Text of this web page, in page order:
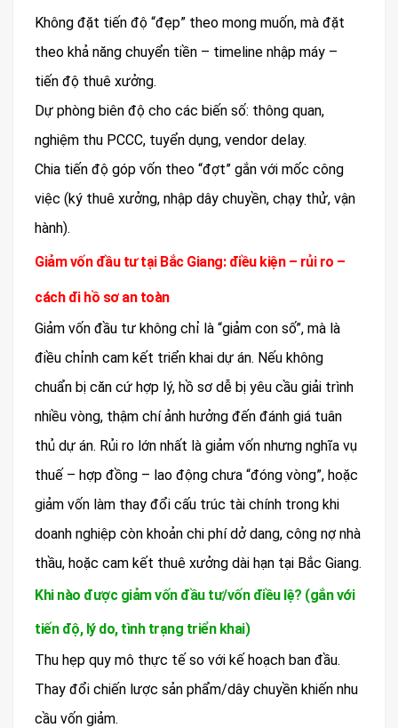
Không đặt tiến độ “đẹp” theo mong muốn, mà đặt
theo khả năng chuyển tiền – timeline nhập máy –
tiến độ thuê xưởng.
Dự phòng biên độ cho các biến số: thông quan,
nghiệm thu PCCC, tuyển dụng, vendor delay.
Chia tiến độ góp vốn theo “đợt” gắn với mốc công
việc (ký thuê xưởng, nhập dây chuyền, chạy thử, vận
hành).
Giảm vốn đầu tư tại Bắc Giang: điều kiện – rủi ro –
cách đi hồ sơ an toàn
Giảm vốn đầu tư không chỉ là “giảm con số”, mà là
điều chỉnh cam kết triển khai dự án. Nếu không
chuẩn bị căn cứ hợp lý, hồ sơ dễ bị yêu cầu giải trình
nhiều vòng, thậm chí ảnh hưởng đến đánh giá tuân
thủ dự án. Rủi ro lớn nhất là giảm vốn nhưng nghĩa vụ
thuế – hợp đồng – lao động chưa “đóng vòng”, hoặc
giảm vốn làm thay đổi cấu trúc tài chính trong khi
doanh nghiệp còn khoản chi phí dở dang, công nợ nhà
thầu, hoặc cam kết thuê xưởng dài hạn tại Bắc Giang.
Khi nào được giảm vốn đầu tư/vốn điều lệ? (gắn với
tiến độ, lý do, tình trạng triển khai)
Thu hẹp quy mô thực tế so với kế hoạch ban đầu.
Thay đổi chiến lược sản phẩm/dây chuyền khiến nhu
cầu vốn giảm.